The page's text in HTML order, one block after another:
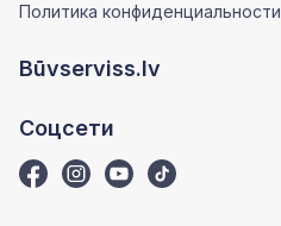
Политика конфиденциальности
Būvserviss.lv
Соцсети